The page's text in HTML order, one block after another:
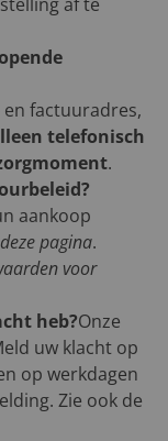
factuuradres,
telefonisch
.
aankoop
deze pagina.
voor
heb?Onze
uw klacht op
op werkdagen
Zie ook de